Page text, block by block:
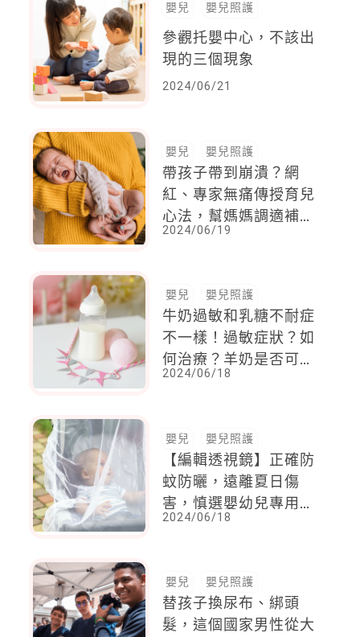
嬰兒 嬰兒照護
參觀托嬰中心，不該出
現的三個現象
2024/06/21
嬰兒 嬰兒照護
帶孩子帶到崩潰？網
紅、專家無痛傳授育兒
心法，幫媽媽調適補充
滿滿正能量
2024/06/19
嬰兒 嬰兒照護
牛奶過敏和乳糖不耐症
不一樣！過敏症狀？如
何治療？羊奶是否可以
代替牛奶？
2024/06/18
嬰兒 嬰兒照護
【編輯透視鏡】正確防
蚊防曬，遠離夏日傷
害，慎選嬰幼兒專用保
護稚嫩肌膚
2024/06/18
嬰兒 嬰兒照護
替孩子換尿布、綁頭
髮，這個國家男性從大